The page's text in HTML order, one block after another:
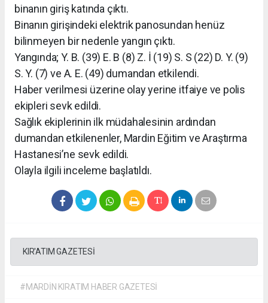
binanın giriş katında çıktı.
Binanın girişindeki elektrik panosundan henüz
bilinmeyen bir nedenle yangın çıktı.
Yangında; Y. B. (39) E. B (8) Z. İ (19) S. S (22) D. Y. (9)
S. Y. (7) ve A. E. (49) dumandan etkilendi.
Haber verilmesi üzerine olay yerine itfaiye ve polis
ekipleri sevk edildi.
Sağlık ekiplerinin ilk müdahalesinin ardından
dumandan etkilenenler, Mardin Eğitim ve Araştırma
Hastanesi’ne sevk edildi.
Olayla ilgili inceleme başlatıldı.
KIR'ATIM GAZETESİ
#MARDİN KIRATIM HABER GAZETESİ